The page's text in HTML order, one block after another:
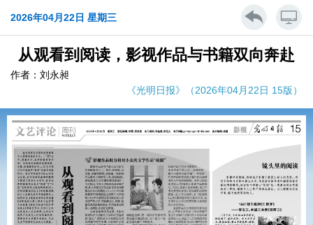
2026年04月22日 星期三
从观看到阅读，影视作品与书籍双向奔赴
作者：刘永昶
《光明日报》（2026年04月22日 15版）